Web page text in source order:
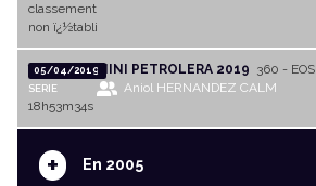
classement
non ï¿½tabli
05/04/2019
SERIE
MINI PETROLERA 2019 360 - EOS
Aniol HERNANDEZ CALM
18h53m34s
+ En 2005